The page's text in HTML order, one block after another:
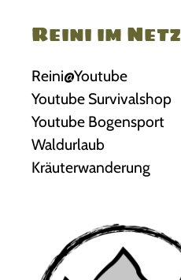
Reini im Netz
Reini@Youtube
Youtube Survivalshop
Youtube Bogensport
Waldurlaub
Kräuterwanderung